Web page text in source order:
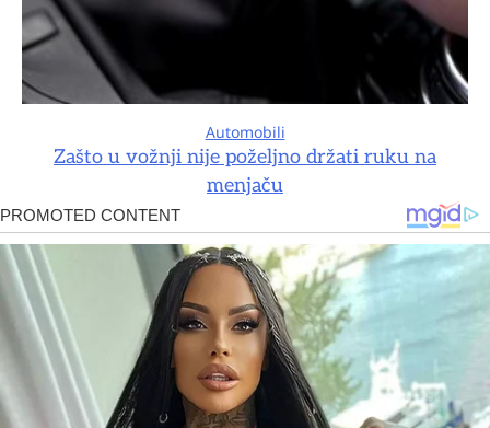
Automobili
Zašto u vožnji nije poželjno držati ruku na
menjaču